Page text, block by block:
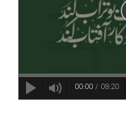
00:00/ 08:20